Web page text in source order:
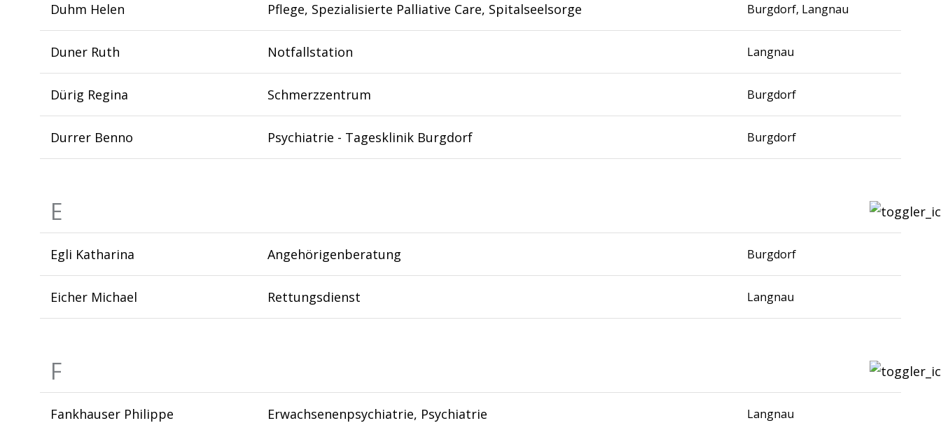
Duhm Helen Pflege, Spezialisierte Palliative Care, Spitalseelsorge Burgdorf, Langnau
Duner Ruth Notfallstation Langnau
Dürig Regina Schmerzzentrum Burgdorf
Durrer Benno Psychiatrie - Tagesklinik Burgdorf Burgdorf
E
Egli Katharina Angehörigenberatung Burgdorf
Eicher Michael Rettungsdienst Langnau
F
Fankhauser Philippe Erwachsenenpsychiatrie, Psychiatrie Langnau